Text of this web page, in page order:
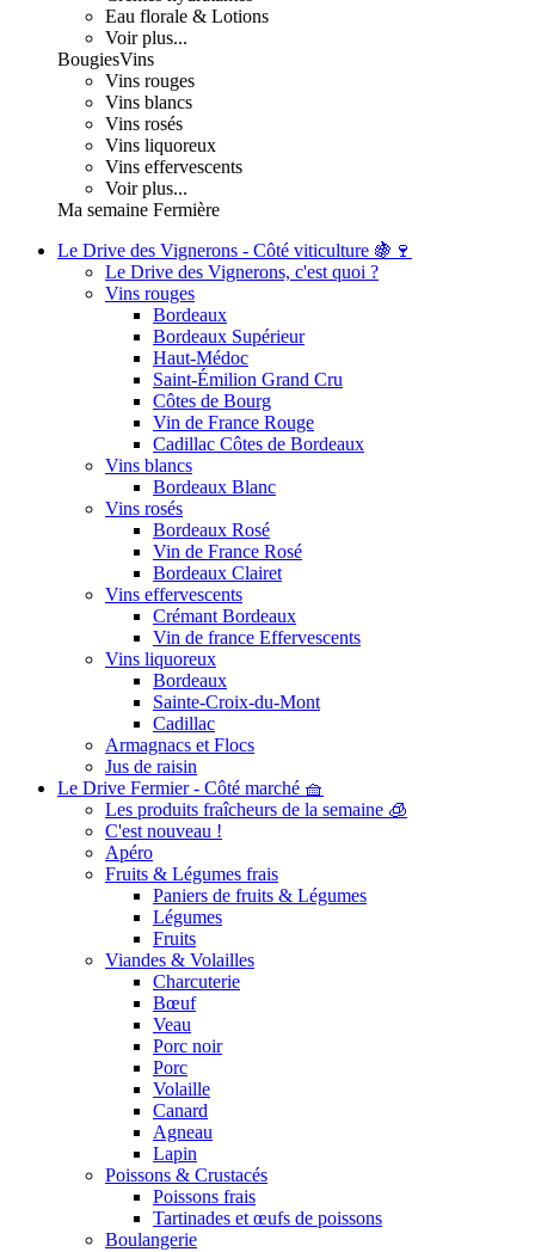
Eau florale & Lotions
Voir plus...
BougiesVins
Vins rouges
Vins blancs
Vins rosés
Vins liquoreux
Vins effervescents
Voir plus...
Ma semaine Fermière
Le Drive des Vignerons - Côté viticulture 🍇🍷
Le Drive des Vignerons, c'est quoi ?
Vins rouges
Bordeaux
Bordeaux Supérieur
Haut-Médoc
Saint-Émilion Grand Cru
Côtes de Bourg
Vin de France Rouge
Cadillac Côtes de Bordeaux
Vins blancs
Bordeaux Blanc
Vins rosés
Bordeaux Rosé
Vin de France Rosé
Bordeaux Clairet
Vins effervescents
Crémant Bordeaux
Vin de france Effervescents
Vins liquoreux
Bordeaux
Sainte-Croix-du-Mont
Cadillac
Armagnacs et Flocs
Jus de raisin
Le Drive Fermier - Côté marché 🧺
Les produits fraîcheurs de la semaine 🧊
C'est nouveau !
Apéro
Fruits & Légumes frais
Paniers de fruits & Légumes
Légumes
Fruits
Viandes & Volailles
Charcuterie
Bœuf
Veau
Porc noir
Porc
Volaille
Canard
Agneau
Lapin
Poissons & Crustacés
Poissons frais
Tartinades et œufs de poissons
Boulangerie